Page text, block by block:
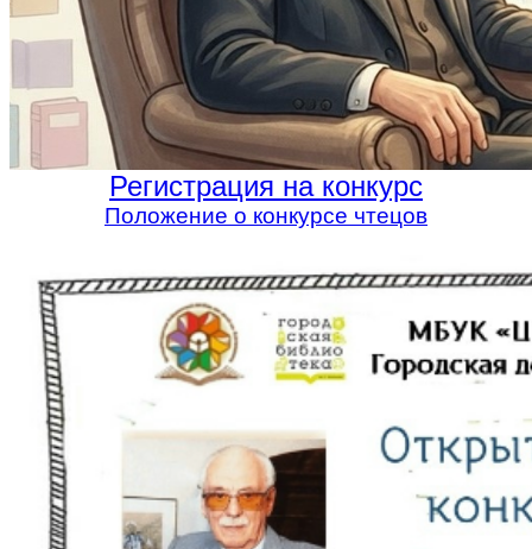
Регистрация на конкурс
Положение о конкурсе чтецов